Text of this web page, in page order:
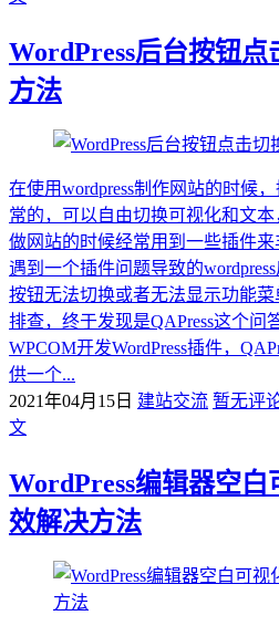
WordPress后台按钮
方法
在使用wordpress制作网站的时候
常的，可以自由切换可视化和文
做网站的时候经常用到一些插件
遇到一个插件问题导致的
按钮无法切换或者无法显示功能
排查，终于发现是QAPress这个问
WPCOM开发WordPress插件，
供一个...
2021年04月15日 建站交流 暂无评
文
WordPress编辑器空
效解决方法